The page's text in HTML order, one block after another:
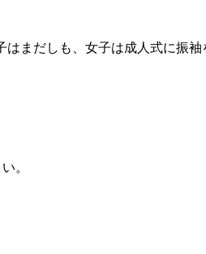
はまだしも、女子は成人式に振
。